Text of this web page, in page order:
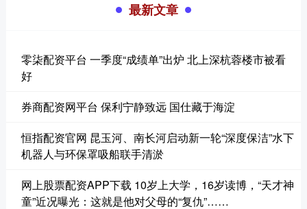
最新文章
零柒配资平台 一季度“成绩单”出炉 北上深杭蓉楼市被看
好
券商配资网平台 保利宁静致远 国仕藏于海淀
恒指配资官网 昆玉河、南长河启动新一轮“深度保洁”水下
机器人与环保罩吸船联手清淤
网上股票配资APP下载 10岁上大学，16岁读博，“天才神
童”近况曝光：这就是他对父母的“复仇”……